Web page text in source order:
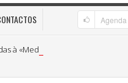
à «Medicina Preventiva»